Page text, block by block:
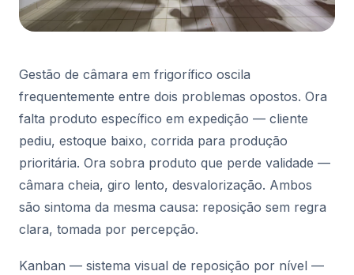
Gestão de câmara em frigorífico oscila
frequentemente entre dois problemas opostos. Ora
falta produto específico em expedição — cliente
pediu, estoque baixo, corrida para produção
prioritária. Ora sobra produto que perde validade —
câmara cheia, giro lento, desvalorização. Ambos
são sintoma da mesma causa: reposição sem regra
clara, tomada por percepção.
Kanban — sistema visual de reposição por nível —